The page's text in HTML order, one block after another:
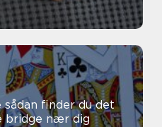
bridge nær dig